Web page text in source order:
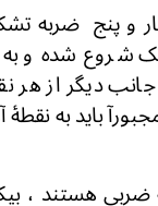
و پنج ضربه
شروع شده و
دیگر از هر
باید به
را
هستند ،